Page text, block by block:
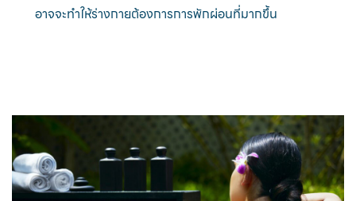
อาจจะทำให้ร่างกายต้องการการพักผ่อนที่มากขึ้น